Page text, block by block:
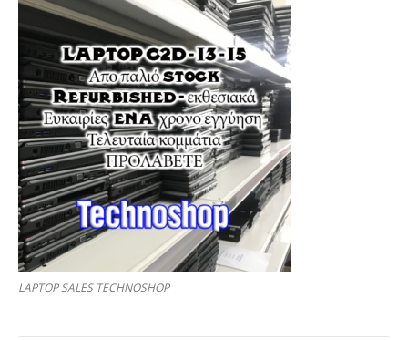
LAPTOP SALES TECHNOSHOP